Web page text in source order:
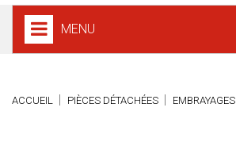
MENU
ACCUEIL PIÈCES DÉTACHÉES EMBRAYAGES